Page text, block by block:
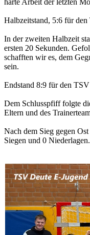
harte Arbeit der letzten
Halbzeitstand, 5:6 für
In der zweiten Halbzeit
ersten 20 Sekunden.
schafften wir es, dem
sein.
Endstand 8:9 für den
Dem Schlusspfiff folgte
Eltern und des
Nach dem Sieg gegen
Siegen und 0 Niederlagen.